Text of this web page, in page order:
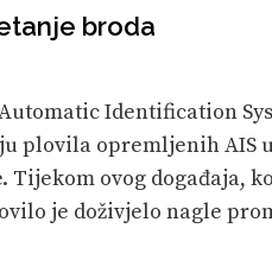
broda
Identification
plovila opremljenih AIS
Tijekom ovog događaja,
je doživjelo nagle